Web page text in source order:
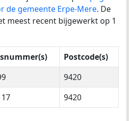
de gemeente Erpe-Mere. De
meest recent bijgewerkt op 1
Postcode(s)
9420
17 9420